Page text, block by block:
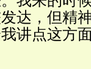
达，但精
讲点这方